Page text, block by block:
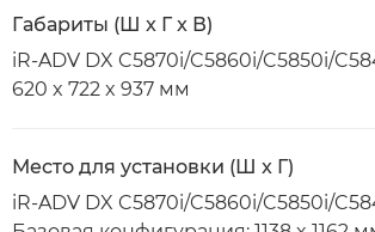
Габариты (Ш x Г x В)
iR-ADV DX C5870i/C5860i/C5850i/
620 x 722 x 937 мм
Место для установки (Ш x Г)
iR-ADV DX C5870i/C5860i/C5850i/